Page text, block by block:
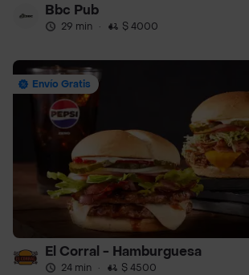
Bbc Pub
29 min · $ 4000
Envío Gratis
El Corral - Hamburguesa
24 min · $ 4500